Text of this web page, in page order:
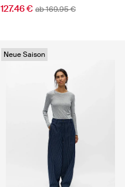
127.46 € ab 169.95 €
Neue Saison